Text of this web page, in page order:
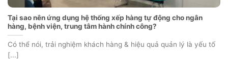
Tại sao nên ứng dụng hệ thống xếp hàng tự động cho ngân
hàng, bệnh viện, trung tâm hành chính công?
Có thể nói, trải nghiệm khách hàng & hiệu quả quản lý là yếu tố
[...]